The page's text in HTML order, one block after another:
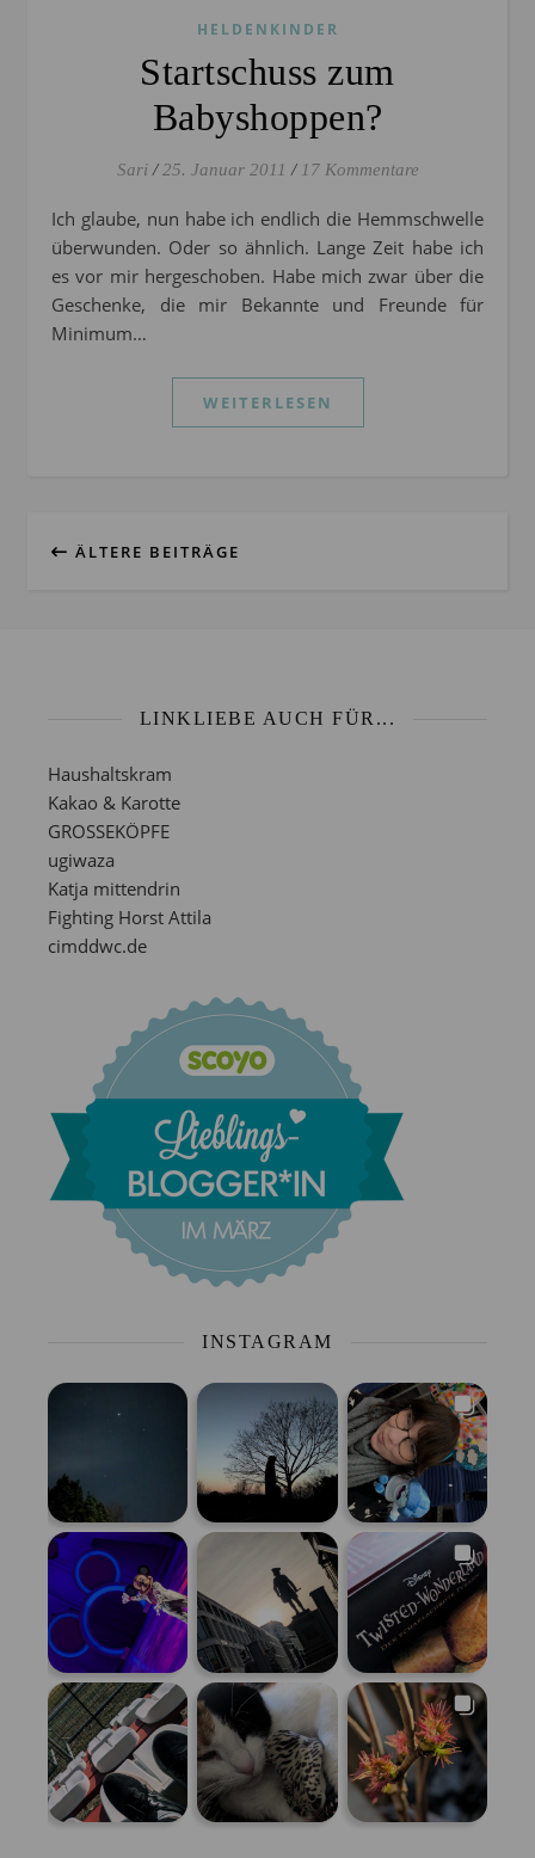
HELDENKINDER
Startschuss zum
Babyshoppen?
Sari / 25. Januar 2011 / 17 Kommentare
Ich glaube, nun habe ich endlich die Hemmschwelle
überwunden. Oder so ähnlich. Lange Zeit habe ich
es vor mir hergeschoben. Habe mich zwar über die
Geschenke, die mir Bekannte und Freunde für
Minimum…
WEITERLESEN
ÄLTERE BEITRÄGE
LINKLIEBE AUCH FÜR...
Haushaltskram
Kakao & Karotte
GROSSEKÖPFE
ugiwaza
Katja mittendrin
Fighting Horst Attila
cimddwc.de
INSTAGRAM